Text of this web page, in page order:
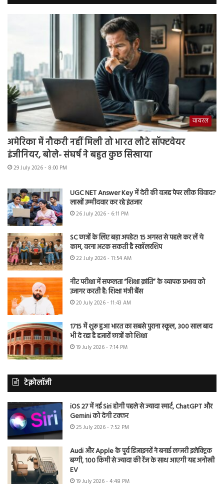
वायरल
अमेरिका में नौकरी नहीं मिली तो भारत लौटे सॉफ्टवेयर
इंजीनियर, बोले- संघर्ष ने बहुत कुछ सिखाया
29 July 2026 - 8:00 PM
UGC NET Answer Key में देरी की वजह पेपर लीक विवाद?
लाखों उम्मीदवार कर रहे इंतजार
26 July 2026 - 6:11 PM
SC छात्रों के लिए बड़ा अपडेट! 15 अगस्त से पहले कर लें ये
काम, वरना अटक सकती है स्कॉलरशिप
22 July 2026 - 11:54 AM
नीट परीक्षा में सफलता “शिक्षा क्रांति” के व्यापक प्रभाव को
उजागर करती है: शिक्षा मंत्री बैंस
20 July 2026 - 11:43 AM
1715 में शुरू हुआ भारत का सबसे पुराना स्कूल, 300 साल बाद
भी दे रहा है हजारों छात्रों को शिक्षा
19 July 2026 - 7:14 PM
टेक्नोलॉजी
iOS 27 में नई Siri होगी पहले से ज्यादा स्मार्ट, ChatGPT और
Gemini को देगी टक्कर
25 July 2026 - 7:52 PM
Audi और Apple के पूर्व डिजाइनरों ने बनाई लग्जरी इलेक्ट्रिक
बग्गी, 100 किमी से ज्यादा की रेंज के साथ आएगी यह अनोखी
EV
19 July 2026 - 4:48 PM